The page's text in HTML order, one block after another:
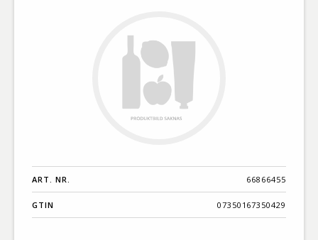
ART. NR. 66866455
GTIN 07350167350429